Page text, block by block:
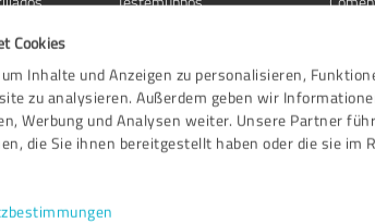
Cookies
Inhalte und Anzeigen zu personalisieren,
zu analysieren. Außerdem geben wir
Werbung und Analysen weiter. Unsere Partner
die Sie ihnen bereitgestellt haben oder die sie im